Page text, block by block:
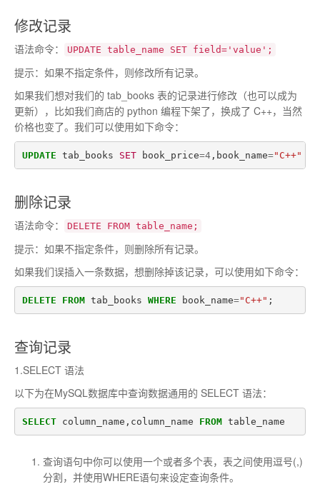
修改记录
语法命令： UPDATE table_name SET field='value';
提示：如果不指定条件，则修改所有记录。
如果我们想对我们的 tab_books 表的记录进行修改（也可以成为
更新），比如我们商店的 python 编程下架了，换成了 C++，当然
价格也变了。我们可以使用如下命令：
UPDATE tab_books SET book_price=4, book_name="C++"
删除记录
语法命令： DELETE FROM table_name;
提示：如果不指定条件，则删除所有记录。
如果我们误插入一条数据，想删除掉该记录，可以使用如下命令：
DELETE FROM tab_books WHERE book_name="C++" ;
查询记录
1.SELECT 语法
以下为在MySQL数据库中查询数据通用的 SELECT 语法：
SELECT column_name , column_name FROM table_name
查询语句中你可以使用一个或者多个表，表之间使用逗号(,)
分割，并使用WHERE语句来设定查询条件。